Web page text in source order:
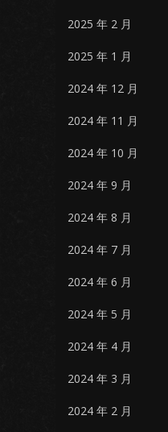
2025 年 2 月
2025 年 1 月
2024 年 12 月
2024 年 11 月
2024 年 10 月
2024 年 9 月
2024 年 8 月
2024 年 7 月
2024 年 6 月
2024 年 5 月
2024 年 4 月
2024 年 3 月
2024 年 2 月